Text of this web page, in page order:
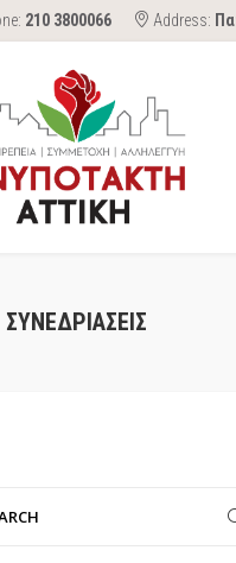
210 3800066 Address:
ΣΥΝΕΔΡΙΑΣΕΙΣ